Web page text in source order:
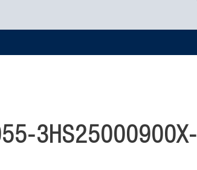
3HS25000900X-